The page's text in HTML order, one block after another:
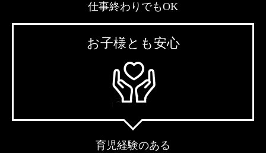
仕事終わりでもOK
お子様とも安心
育児経験のある